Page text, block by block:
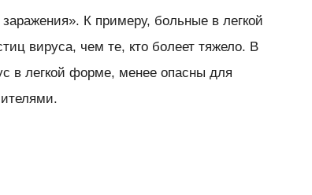
К примеру, больные в легкой
вируса, чем те, кто болеет тяжело. В
в легкой форме, менее опасны для